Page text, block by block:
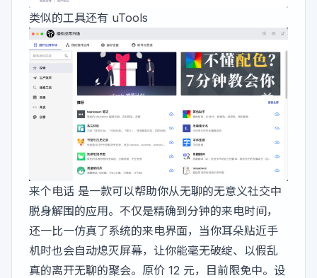
类似的工具还有 uTools
来个电话 是一款可以帮助你从无聊的无意义社交中
脱身解围的应用。不仅是精确到分钟的来电时间，
还一比一仿真了系统的来电界面，当你耳朵贴近手
机时也会自动熄灭屏幕，让你能毫无破绽、以假乱
真的离开无聊的聚会。原价 12 元，目前限免中。设